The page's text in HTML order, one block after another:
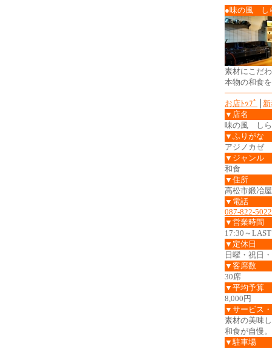
●味の風 し
素材にこだ
本物の和食
お店ﾄｯﾌﾟ
▼店名
味の風 し
▼ふりがな
アジノカゼ
▼ジャンル
和食
▼住所
高松市鍛冶
▼電話
087-822-5022
▼営業時間
17:30～LAST
▼定休日
日曜・祝日
▼客席数
30席
▼平均予算
8,000円
▼サービス
素材の美味
和食が自慢。
▼駐車場